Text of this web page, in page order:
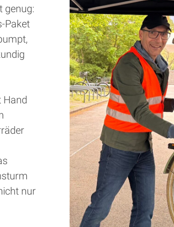
genug:
Paket
Hand
nur